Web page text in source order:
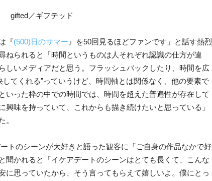
『(500)日のサマー 』を50回見るほどファンです」と話す熱烈
ねられると「時間というものは人それぞれ認識の仕方が違
しいメディアだと思う。フラッシュバックしたり、時間を広
てくれる”っていうけど、時間軸とは関係なく、他の要素で
いった枠の中での時間では、時間を超えた普遍性が存在して
味を持っていて、これからも描き続けたいと思っている」
。
トのシーンが大好きと語った観客に「ご自身の作品なかで好
聞かれると「イケアデートのシーンはとても長くて、こんな
に思っていたから、そう言ってもらえて嬉しいよ。僕にとっ